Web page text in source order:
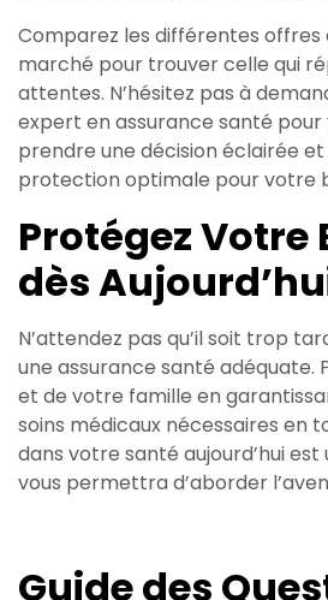
Comparez les différentes offres
marché pour trouver celle qui
attentes. N’hésitez pas à
expert en assurance santé pour
prendre une décision éclairée et
protection optimale pour votre
Protégez Votre
dès
N’attendez pas qu’il soit trop
une assurance santé adéquate.
et de votre famille en
soins médicaux nécessaires en
dans votre santé aujourd’hui est
vous permettra d’aborder
Guide des